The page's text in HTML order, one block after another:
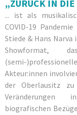
„ZURÜCK IN
... ist als
COVID-19
Stiede & Hans
Showformat,
(semi-
Akteur:innen
der Oberlausitz
Veränderungen
biografischen